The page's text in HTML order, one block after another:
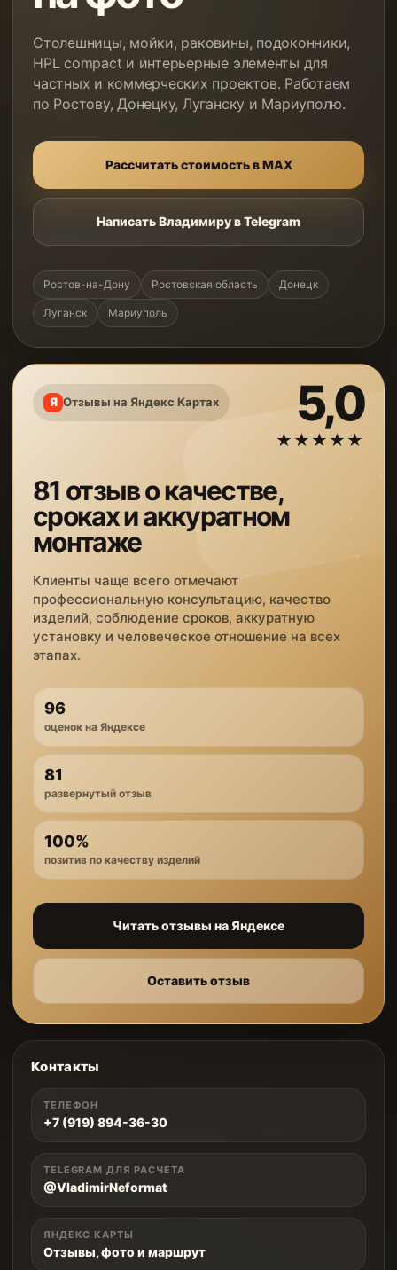
Столешницы, мойки, раковины, подоконники,
HPL compact и интерьерные элементы для
частных и коммерческих проектов. Работаем
по Ростову, Донецку, Луганску и Мариуполю.
Рассчитать стоимость в MAX
Написать Владимиру в Telegram
Ростов-на-Дону Ростовская область Донецк
Луганск Мариуполь
Отзывы на Яндекс Картах 5,0
★★★★★
81 отзыв о качестве,
сроках и аккуратном
монтаже
Клиенты чаще всего отмечают
профессиональную консультацию, качество
изделий, соблюдение сроков, аккуратную
установку и человеческое отношение на всех
этапах.
96
оценок на Яндексе
81
развернутый отзыв
100%
позитив по качеству изделий
Читать отзывы на Яндексе
Оставить отзыв
Контакты
ТЕЛЕФОН
+7 (919) 894-36-30
TELEGRAM ДЛЯ РАСЧЕТА
@VladimirNeformat
ЯНДЕКС КАРТЫ
Отзывы, фото и маршрут